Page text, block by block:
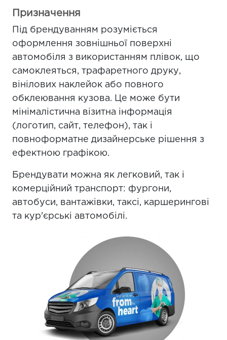
Призначення
Під брендуванням розуміється
оформлення зовнішньої поверхні
автомобіля з використанням плівок, що
самоклеяться, трафаретного друку,
вінілових наклейок або повного
обклеювання кузова. Це може бути
мінімалістична візитна інформація
(логотип, сайт, телефон), так і
повноформатне дизайнерське рішення з
ефектною графікою.
Брендувати можна як легковий, так і
комерційний транспорт: фургони,
автобуси, вантажівки, таксі, каршерингові
та кур'єрські автомобілі.